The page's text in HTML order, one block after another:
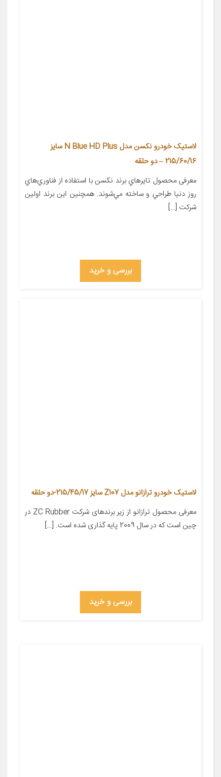
لاستیک خودرو نکسن مدل N Blue HD Plus سایز
215/60/16 – دو حلقه
معرفی محصول تايرهاي برند نکسن با استفاده از فناوري‌هاي
روز دنيا طراحي و ساخته مي‌شوند. همچنين اين برند اولين
شرکت […]
بررسی و خرید
لاستیک خودرو ترازانو مدل Z107 سایز 215/45/17-دو حلقه
معرفی محصول ترازانو از زیر برندهای شرکت ZC Rubber در
چین است که در سال 2009 پایه گذاری شده است. […]
بررسی و خرید